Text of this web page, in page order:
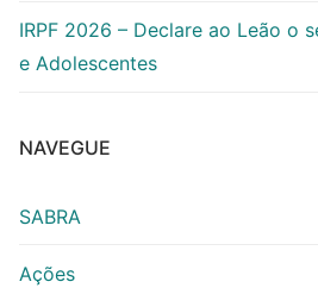
IRPF 2026 – Declare ao Leão o
e Adolescentes
NAVEGUE
SABRA
Ações